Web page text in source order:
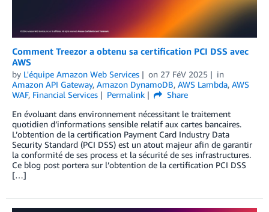
Comment Treezor a obtenu sa certification PCI DSS avec
AWS
by L'équipe Amazon Web Services on 27 FéV 2025
in
Amazon API Gateway, Amazon DynamoDB, AWS Lambda, AWS
WAF, Financial Services Permalink
Share
En évoluant dans environnement nécessitant le traitement
quotidien d’informations sensible relatif aux cartes bancaires.
L’obtention de la certification Payment Card Industry Data
Security Standard (PCI DSS) est un atout majeur afin de garantir
la conformité de ses process et la sécurité de ses infrastructures.
Ce blog post portera sur l’obtention de la certification PCI DSS
[…]